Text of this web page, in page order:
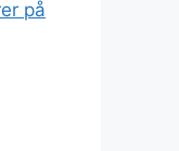
på